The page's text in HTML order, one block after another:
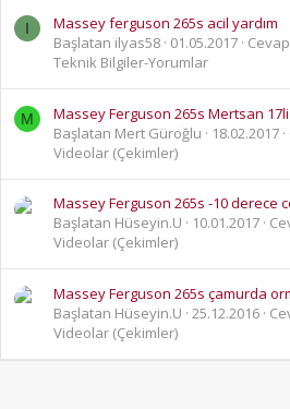
I
Massey ferguson 265s acil yardım
Başlatan ilyas58 01.05.2017
Teknik Bilgiler-Yorumlar
M
Massey Ferguson 265s Mertsan
Başlatan Mert Güroğlu
18.02.2017
Videolar (Çekimler)
Massey Ferguson 265s -10 derece
Başlatan Hüseyin.U
10.01.2017
Videolar (Çekimler)
Massey Ferguson 265s çamurda
Başlatan Hüseyin.U 25.12.2016
Videolar (Çekimler)